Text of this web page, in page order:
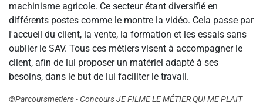
machinisme agricole. Ce secteur étant diversifié en
différents postes comme le montre la vidéo. Cela passe par
l'accueil du client, la vente, la formation et les essais sans
oublier le SAV. Tous ces métiers visent à accompagner le
client, afin de lui proposer un matériel adapté à ses
besoins, dans le but de lui faciliter le travail.
©Parcoursmetiers - Concours JE FILME LE MÉTIER QUI ME PLAIT